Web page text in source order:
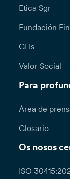
Etica Sgr
Fundación
GITs
Valor Social
Para
Área de
Glosario
Os nosos
ISO